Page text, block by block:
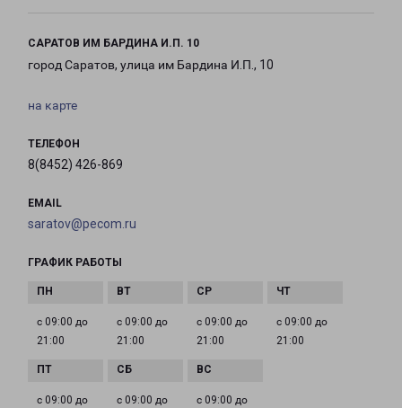
САРАТОВ ИМ БАРДИНА И.П. 10
город Саратов, улица им Бардина И.П., 10
на карте
ТЕЛЕФОН
8(8452) 426-869
EMAIL
saratov@pecom.ru
ГРАФИК РАБОТЫ
с 09:00 до
21:00
с 09:00 до
21:00
с 09:00 до
21:00
с 09:00 до
21:00
с 09:00 до
с 09:00 до
с 09:00 до